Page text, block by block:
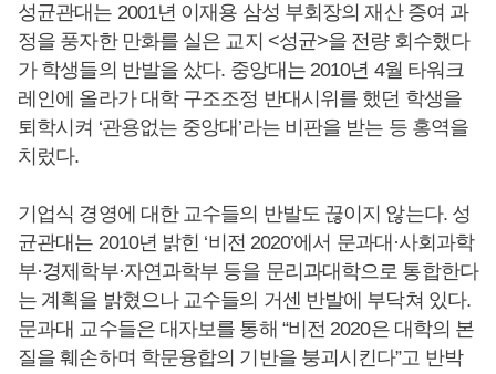
성균관대는 2001년 이재용 삼성 부회장의 재산 증여 과
정을 풍자한 만화를 실은 교지 <성균>을 전량 회수했다
가 학생들의 반발을 샀다. 중앙대는 2010년 4월 타워크
레인에 올라가 대학 구조조정 반대시위를 했던 학생을
퇴학시켜 ‘관용없는 중앙대’라는 비판을 받는 등 홍역을
치렀다.
기업식 경영에 대한 교수들의 반발도 끊이지 않는다. 성
균관대는 2010년 밝힌 ‘비전 2020’에서 문과대·사회과학
부·경제학부·자연과학부 등을 문리과대학으로 통합한다
는 계획을 밝혔으나 교수들의 거센 반발에 부닥쳐 있다.
문과대 교수들은 대자보를 통해 “비전 2020은 대학의 본
질을 훼손하며 학문융합의 기반을 붕괴시킨다”고 반박